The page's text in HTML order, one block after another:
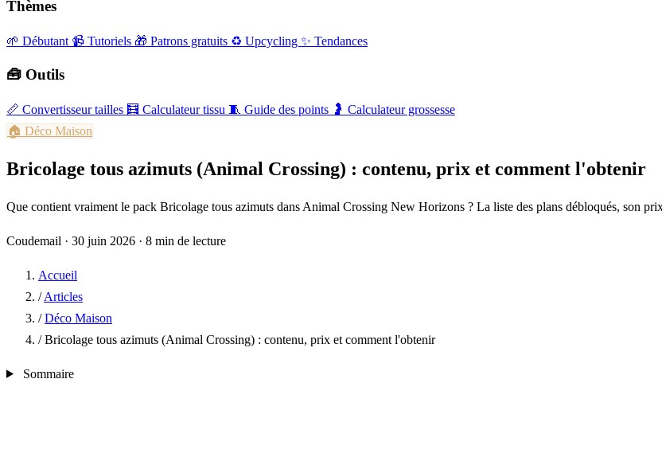
Thèmes
🌱 Débutant 📹 Tutoriels 🎁 Patrons gratuits ♻️ Upcycling ✨ Tendances
🧰 Outils
📏 Convertisseur tailles 🧮 Calculateur tissu 🧵 Guide des points 🤰 Calculateur grossesse
🏠 Déco Maison
Bricolage tous azimuts (Animal Crossing) : contenu, prix et comment l'obtenir
Que contient vraiment le pack Bricolage tous azimuts dans Animal Crossing New Horizons ? La liste des plans débloqués, son
Coudemail · 30 juin 2026 · 8 min de lecture
Accueil
/ Articles
/ Déco Maison
/ Bricolage tous azimuts (Animal Crossing) : contenu, prix et comment l'obtenir
Sommaire